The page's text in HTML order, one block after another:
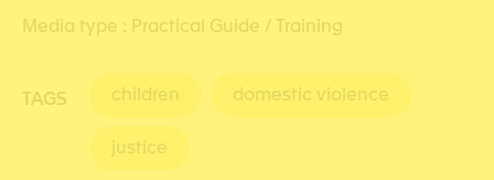
Media type : Practical Guide / Training
TAGS children domestic violence
justice